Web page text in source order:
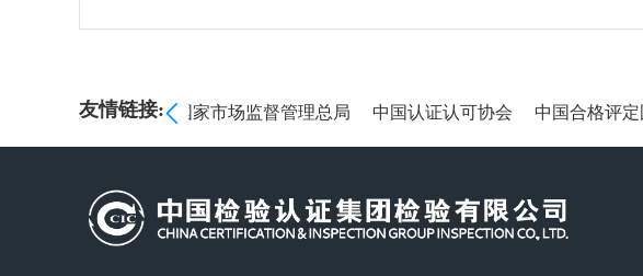
友情链接:
海关总署 国家市场监督管理总局 中国认证认可协会 中国合格评定